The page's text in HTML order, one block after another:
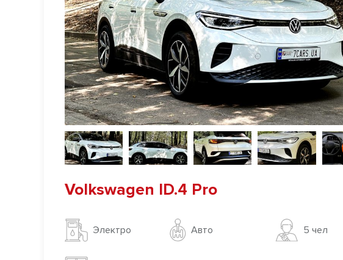
Volkswagen ID.4 Pro
Электро Авто 5 чел